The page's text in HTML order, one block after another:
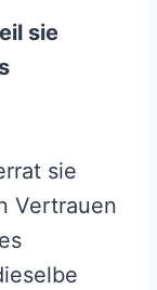
sie
sie
Vertrauen